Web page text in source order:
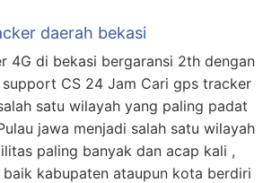
daerah bekasi
4G di bekasi bergaransi 2th dengan
support CS 24 Jam Cari gps tracker
satu wilayah yang paling padat
jawa menjadi salah satu wilayah
paling banyak dan acap kali ,
kabupaten ataupun kota berdiri